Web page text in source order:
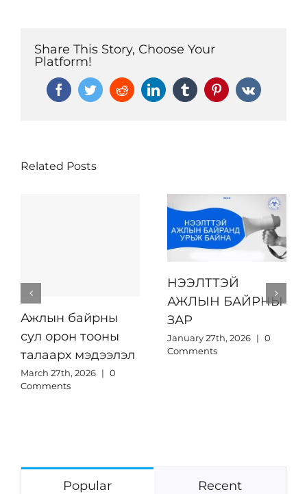
Share This Story, Choose Your
Platform!
FacebookTwitterRedditLinkedInTumblr Pinterest
Vk
Related Posts
Ажлын байрны
сул орон тооны
талаарх мэдээлэл
March 27th, 2026 | 0
Comments
НЭЭЛТТЭЙ
АЖЛЫН БАЙРНЫ
ЗАР
January 27th, 2026 | 0
Comments
Popular Recent